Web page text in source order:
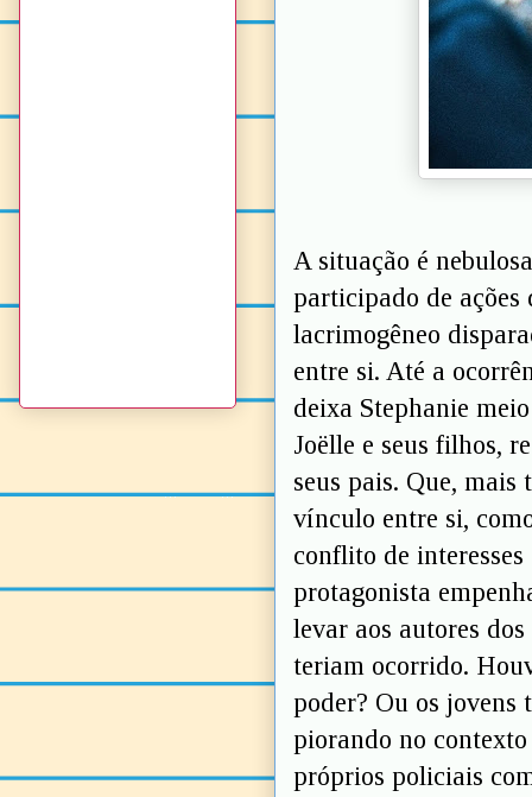
A situação é
participado de ações
lacrimogêneo
entre si. Até a
deixa Stephanie
Joëlle e seus filhos,
seus pais. Que,
vínculo entre si,
conflito de
protagonista
levar aos autores
teriam ocorrido.
poder? Ou os
piorando no
próprios policiais